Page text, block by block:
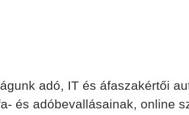
adó, IT és áfaszakértői
és adóbevallásainak, online